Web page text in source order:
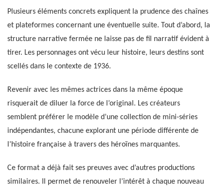
Plusieurs éléments concrets expliquent la prudence des chaînes
et plateformes concernant une éventuelle suite. Tout d’abord, la
structure narrative fermée ne laisse pas de fil narratif évident à
tirer. Les personnages ont vécu leur histoire, leurs destins sont
scellés dans le contexte de 1936.
Revenir avec les mêmes actrices dans la même époque
risquerait de diluer la force de l’original. Les créateurs
semblent préférer le modèle d’une collection de mini-séries
indépendantes, chacune explorant une période différente de
l’histoire française à travers des héroïnes marquantes.
Ce format a déjà fait ses preuves avec d’autres productions
similaires. Il permet de renouveler l’intérêt à chaque nouveau